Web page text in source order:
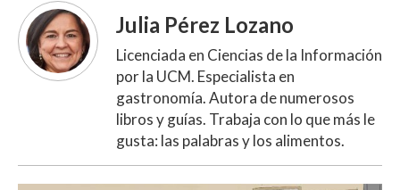
Julia Pérez Lozano
Licenciada en Ciencias de la Información
por la UCM. Especialista en
gastronomía. Autora de numerosos
libros y guías. Trabaja con lo que más le
gusta: las palabras y los alimentos.